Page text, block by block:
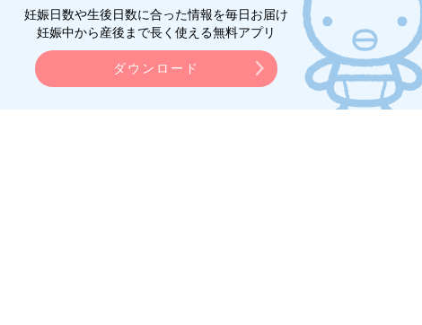
妊娠日数や生後日数に合った情報を毎日お届け
妊娠中から産後まで長く使える無料アプリ
ダウンロード